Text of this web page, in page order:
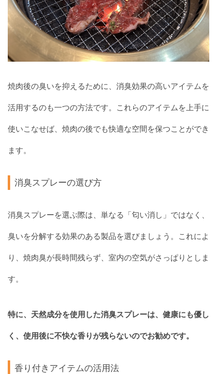
焼肉後の臭いを抑えるために、消臭効果の高いアイテムを
活用するのも一つの方法です。これらのアイテムを上手に
使いこなせば、焼肉の後でも快適な空間を保つことができ
ます。
消臭スプレーの選び方
消臭スプレーを選ぶ際は、単なる「匂い消し」ではなく、
臭いを分解する効果のある製品を選びましょう。これによ
り、焼肉臭が長時間残らず、室内の空気がさっぱりとしま
す。
特に、天然成分を使用した消臭スプレーは、健康にも優し
く、使用後に不快な香りが残らないのでお勧めです。
香り付きアイテムの活用法